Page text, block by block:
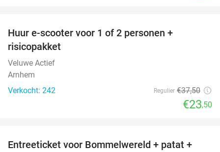
Huur e-scooter voor 1 of 2 personen +
risicopakket
Veluwe Actief
Arnhem
Verkocht: 242
Regulier €37,50
€23,50
23%
Entreeticket voor Bommelwereld + patat +